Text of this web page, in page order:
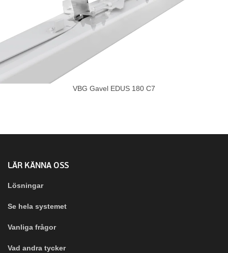
VBG Gavel EDUS 180 C7
LÄR KÄNNA OSS
Lösningar
Se hela systemet
Vanliga frågor
Vad andra tycker